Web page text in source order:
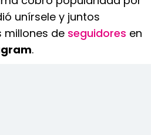
unírsele y juntos
millones de seguidores en
.